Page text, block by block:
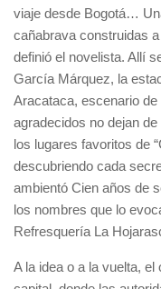
viaje desde Bogotá…
cañabrava construidas
definió el novelista. Allí
García Márquez, la
Aracataca, escenario
agradecidos no dejan
los lugares favoritos de
descubriendo cada
ambientó Cien años de
los nombres que lo
Refresquería La
A la idea o a la vuelta,